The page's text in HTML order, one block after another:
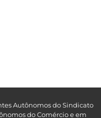
Autônomos do Sindicato
do Comércio e em